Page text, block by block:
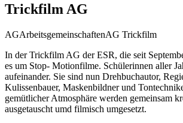
Trickfilm AG
AGArbeitsgemeinschaftenAG Trickfilm
In der Trickfilm AG der ESR, die seit
es um Stop- Motionfilme. Schülerinnen aller
aufeinander. Sie sind nun Drehbuchautor,
Kulissenbauer, Maskenbildner und
gemütlicher Atmosphäre werden gemeinsam
ausgetauscht umd filmisch umgesetzt.